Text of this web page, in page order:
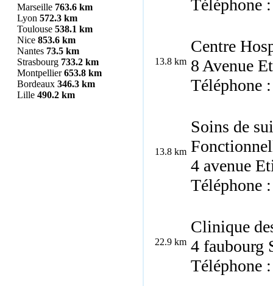
Marseille 763.6 km
Lyon 572.3 km
Toulouse 538.1 km
Nice 853.6 km
Nantes 73.5 km
Strasbourg 733.2 km
Montpellier 653.8 km
Bordeaux 346.3 km
Lille 490.2 km
Téléphone
13.8 km
Centre
8 Avenue
Téléphone
13.8 km
Soins de
4 avenue
Téléphone
22.9 km
Clinique
4 faubourg
Téléphone